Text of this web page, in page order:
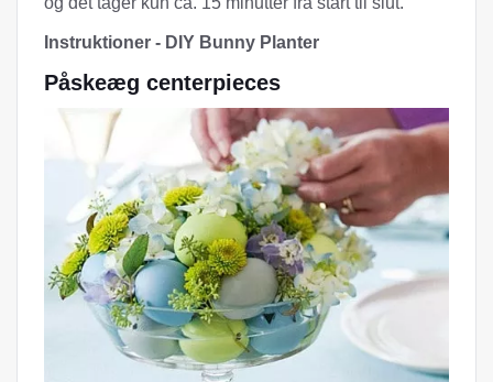
Instruktioner - DIY Bunny Planter
Påskeæg centerpieces